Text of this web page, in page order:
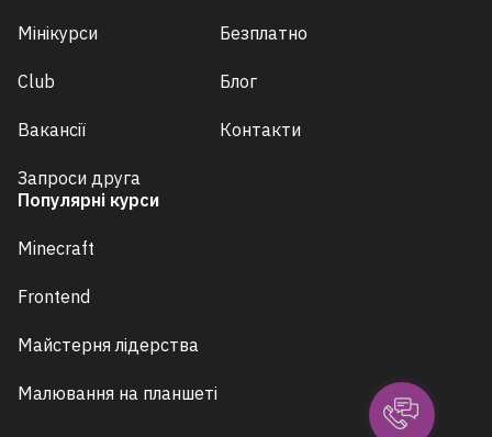
Мінікурси
Club
Вакансії
Запроси друга
Безплатно
Блог
Контакти
Популярні курси
Minecraft
Frontend
Майстерня лідерства
Малювання на планшеті